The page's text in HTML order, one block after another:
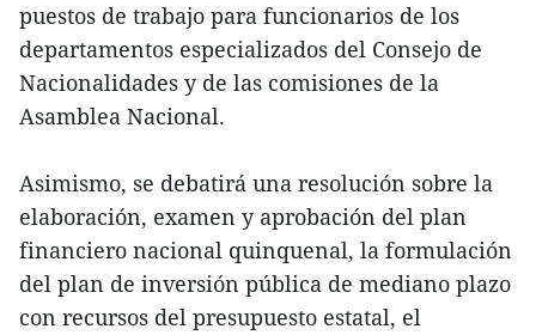
puestos de trabajo para funcionarios de los
departamentos especializados del Consejo de
Nacionalidades y de las comisiones de la
Asamblea Nacional.
Asimismo, se debatirá una resolución sobre la
elaboración, examen y aprobación del plan
financiero nacional quinquenal, la formulación
del plan de inversión pública de mediano plazo
con recursos del presupuesto estatal, el